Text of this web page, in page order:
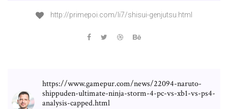
http://primepoi.com/li7/shisui-genjutsu.html
https://www.gamepur.com/news/22094-naruto-
shippuden-ultimate-ninja-storm-4-pc-vs-xb1-vs-ps4-
analysis-capped.html